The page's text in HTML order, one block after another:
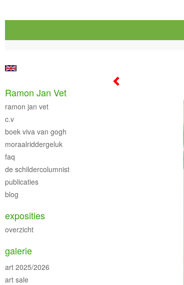
Ramon Jan Vet
ramon jan vet
c.v
boek viva van gogh
moraalriddergeluk
faq
de schildercolumnist
publicaties
blog
exposities
overzicht
galerie
art 2025/2026
art sale